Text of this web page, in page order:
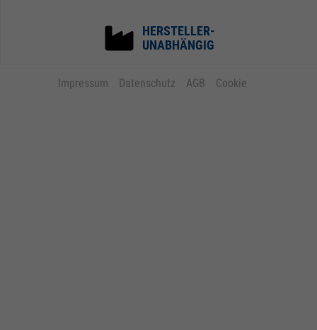
HERSTELLER-
UNABHÄNGIG
Impressum Datenschutz AGB Cookie